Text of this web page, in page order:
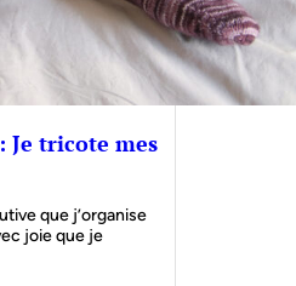
Je tricote mes
que j’organise
joie que je